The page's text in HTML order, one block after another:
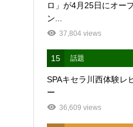
ロ」が4月25日にオー
ン...
37,804 views
15 話題
SPAキセラ川西体験レ
ー
36,609 views